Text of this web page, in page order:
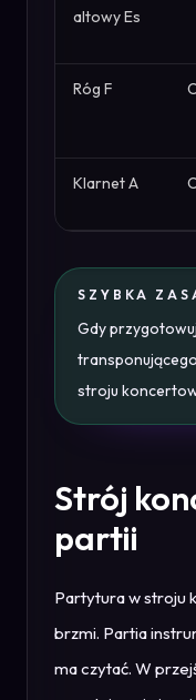
altowy Es
Róg F C
Klarnet A C
SZYBKA
Gdy
stroju
Strój
partii
Partytura w stroju
brzmi. Partia
ma czytać. W